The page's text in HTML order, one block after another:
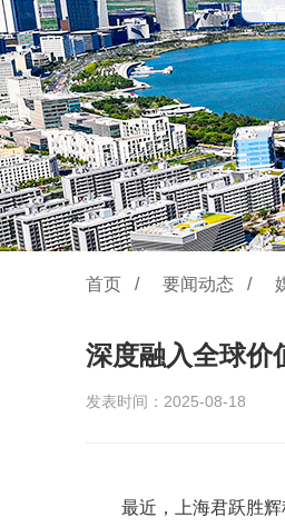
首页 / 要闻动态 /
深度融入全球价
发表时间：2025-08-18
最近，上海君跃胜